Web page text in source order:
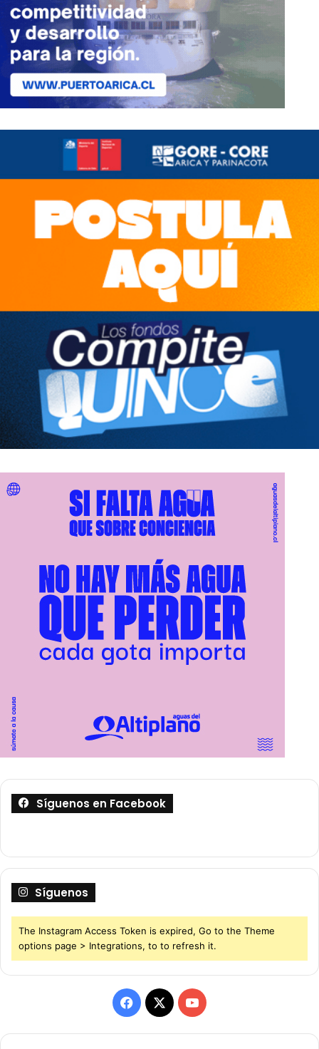
Síguenos en Facebook
Síguenos
The Instagram Access Token is expired, Go to the Theme
options page > Integrations, to to refresh it.
F
a
X
Y
o